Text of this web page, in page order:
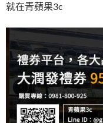
就在青蘋果3c